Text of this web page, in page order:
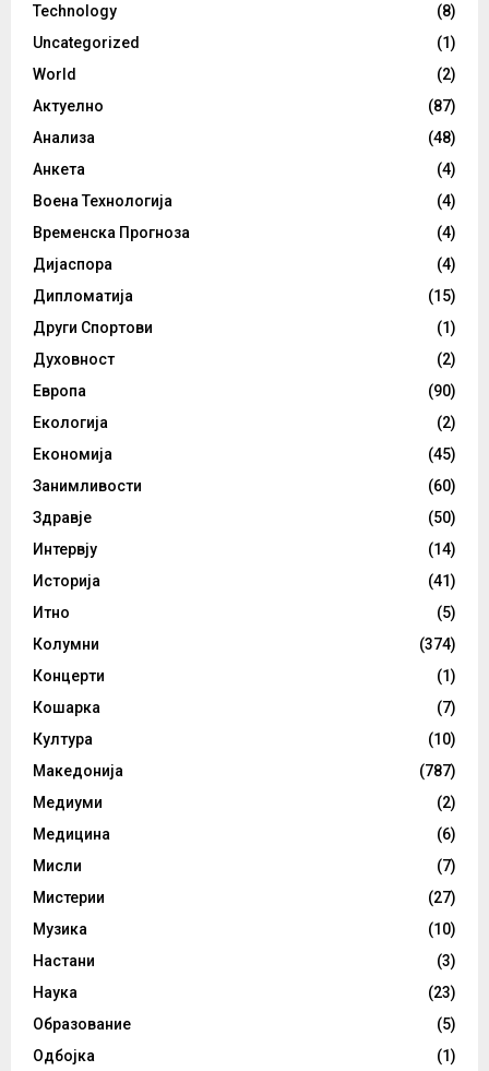
Technology
(8)
Uncategorized
(1)
World
(2)
Актуелно
(87)
Анализа
(48)
Анкета
(4)
Воена Технологија
(4)
Временска Прогноза
(4)
Дијаспора
(4)
Дипломатија
(15)
Други Спортови
(1)
Духовност
(2)
Европа
(90)
Екологија
(2)
Економија
(45)
Занимливости
(60)
Здравје
(50)
Интервју
(14)
Историја
(41)
Итно
(5)
Колумни
(374)
Концерти
(1)
Кошарка
(7)
Култура
(10)
Македонија
(787)
Медиуми
(2)
Медицина
(6)
Мисли
(7)
Мистерии
(27)
Музика
(10)
Настани
(3)
Наука
(23)
Образование
(5)
Одбојка
(1)